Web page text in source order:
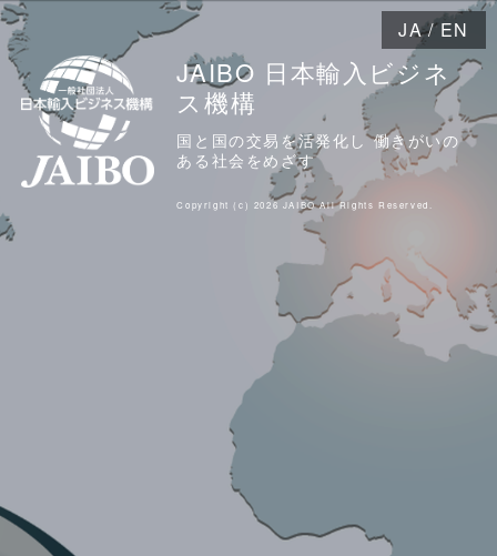
JAIBO 日本輸入ビジネ
ス機構
国と国の交易を活発化し 働きがいの
ある社会をめざす
Copyright (c) 2026 JAIBO All Rights Reserved.
JA / EN